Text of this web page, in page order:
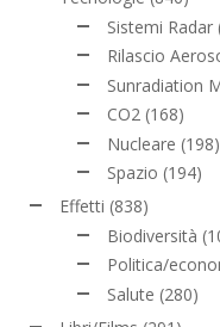
Sistemi Radar
Rilascio
Sunradiation
CO2 (168)
Nucleare (198)
Spazio (194)
Effetti (838)
Biodiversità
Politica/
Salute (280)